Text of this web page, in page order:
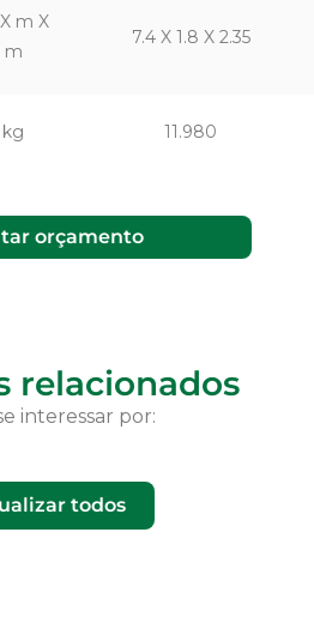
m X
m
7.4 X 1.8 X 2.35
kg 11.980
orçamento
relacionados
interessar por:
todos